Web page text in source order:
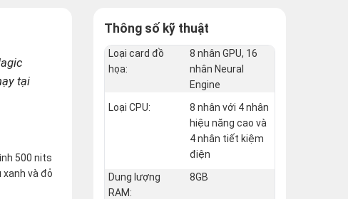
tại
500 nits
và đỏ
Thông số kỹ thuật
Loại card đồ
họa:
8 nhân GPU, 16
nhân Neural
Engine
Loại CPU:
8 nhân với 4 nhân
hiệu năng cao và
4 nhân tiết kiệm
điện
Dung lượng
RAM:
8GB